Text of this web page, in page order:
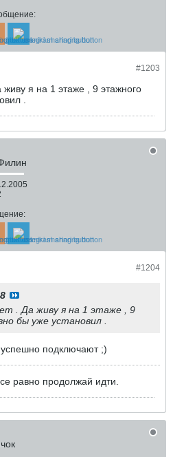
#1203
я на 1 этаже , 9 этажного
.
#1204
. Да живу я на 1 этаже , 9
бы уже установил .
успешно подключают ;)
равно продолжай идти.